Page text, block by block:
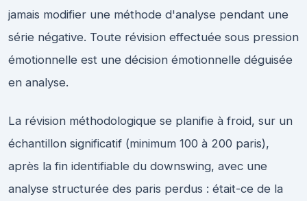
jamais modifier une méthode d'analyse pendant une
série négative. Toute révision effectuée sous pression
émotionnelle est une décision émotionnelle déguisée
en analyse.
La révision méthodologique se planifie à froid, sur un
échantillon significatif (minimum 100 à 200 paris),
après la fin identifiable du downswing, avec une
analyse structurée des paris perdus : était-ce de la